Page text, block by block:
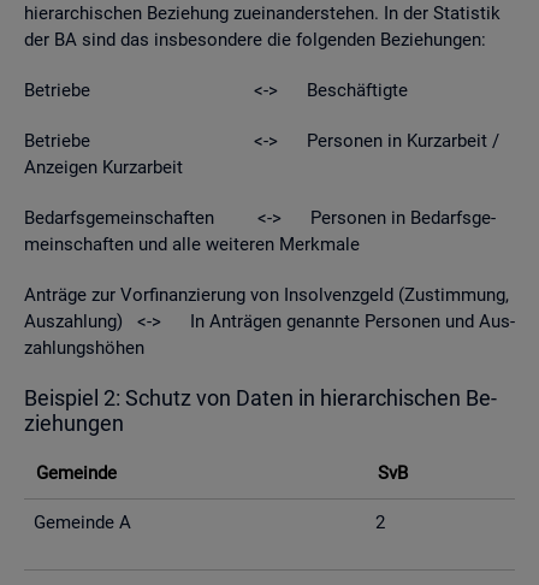
hier­ar­chi­schen Be­zie­hung zu­ein­an­der­ste­hen. In der Sta­tis­tik
der BA sind das ins­be­son­de­re die fol­gen­den Be­zie­hun­gen:
Be­trie­be <-> Be­schäf­tig­te
Be­trie­be <-> Per­so­nen in Kurz­ar­beit /
An­zei­gen Kurz­ar­beit
Be­darfs­ge­mein­schaf­ten <-> Per­so­nen in Be­darfs­ge­
mein­schaf­ten und alle wei­te­ren Merk­ma­le
An­trä­ge zur Vor­fi­nan­zie­rung von In­sol­venz­geld (Zu­stim­mung,
Aus­zah­lung) <-> In An­trä­gen ge­nann­te Per­so­nen und Aus­
zah­lungs­hö­hen
Bei­spiel 2: Schutz von Daten in hier­ar­chi­schen Be­
zie­hun­gen
Ge­mein­de SvB
Ge­mein­de A 2